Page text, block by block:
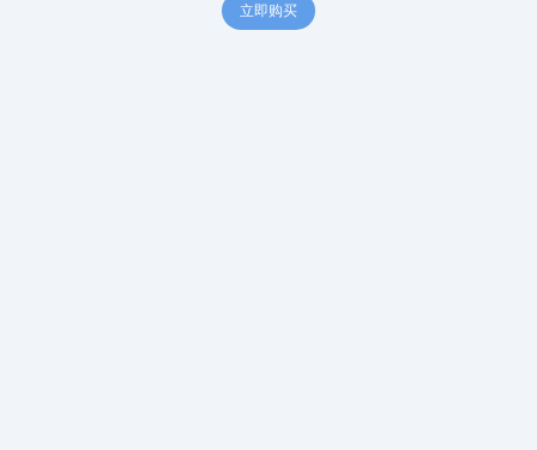
立即购买